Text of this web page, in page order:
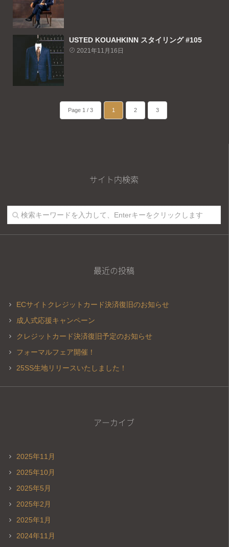
USTED KOUAHKINN スタイリング #105
2021年11月16日
Page 1 / 3 1 2 3
サイト内検索
最近の投稿
ECサイトクレジットカード決済復旧のお知らせ
成人式応援キャンペーン
クレジットカード決済復旧予定のお知らせ
フォーマルフェア開催！
25SS生地リリースいたしました！
アーカイブ
2025年11月
2025年10月
2025年5月
2025年2月
2025年1月
2024年11月